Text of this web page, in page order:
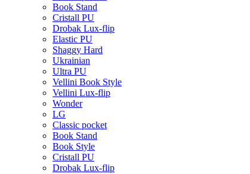
Book Stand
Cristall PU
Drobak Lux-flip
Elastic PU
Shaggy Hard
Ukrainian
Ultra PU
Vellini Book Style
Vellini Lux-flip
Wonder
LG
Classic pocket
Book Stand
Book Style
Cristall PU
Drobak Lux-flip